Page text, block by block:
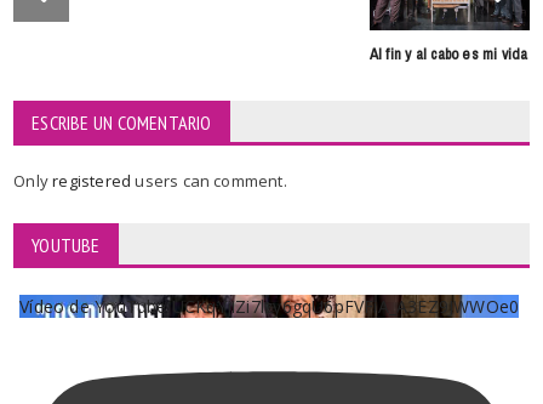
Al fin y al cabo es mi vida
ESCRIBE UN COMENTARIO
Onlyregisteredusers can comment.
YOUTUBE
Vídeo de YouTube UCKqYjiZi7lzy6gqU6pFVFiA_A3EZ9JWWOe0